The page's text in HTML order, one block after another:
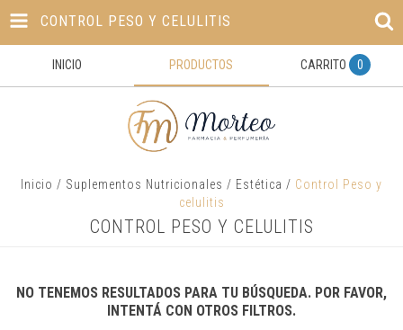
CONTROL PESO Y CELULITIS
INICIO PRODUCTOS CARRITO 0
Inicio / Suplementos Nutricionales / Estética / Control Peso y
celulitis
CONTROL PESO Y CELULITIS
NO TENEMOS RESULTADOS PARA TU BÚSQUEDA. POR FAVOR,
INTENTÁ CON OTROS FILTROS.